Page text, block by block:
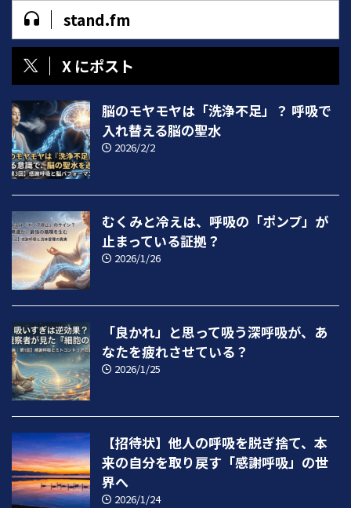
stand.fm
X にポスト
脳のモヤモヤは「洗浄不足」？ 呼吸で
入れ替える脳の聖水
2026/2/2
むくみと冷えは、呼吸の「ポンプ」が
止まっている証拠？
2026/1/26
「良かれ」と思って吸う深呼吸が、あ
なたを疲れさせている？
2026/1/25
【招待状】他人の呼吸を脱ぎ捨て、本
来の自分を取り戻す「感謝呼吸」の世
界へ
2026/1/24